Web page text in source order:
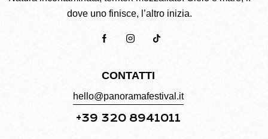
dove uno finisce, l’altro inizia.
CONTATTI
hello@panoramafestival.it
+39 320 8941011